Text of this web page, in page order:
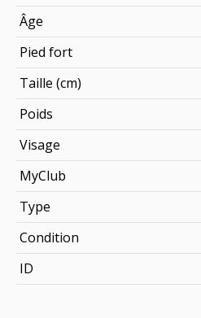
Âge
Pied fort
Taille (cm)
Poids
Visage
MyClub
Type
Condition
ID